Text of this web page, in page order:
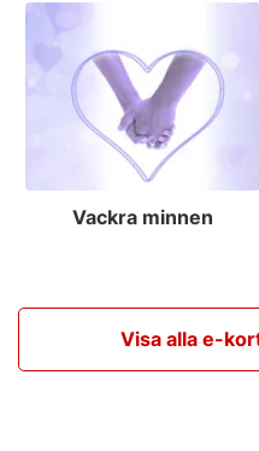
Vackra minnen
Visa alla e-